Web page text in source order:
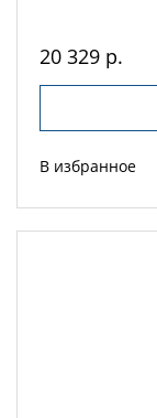
20 329 р.
В избранное